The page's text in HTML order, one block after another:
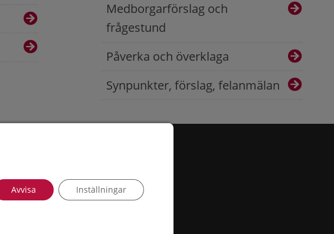
Avvisa Inställningar
Medborgarförslag och
frågestund
Påverka och överklaga
Synpunkter, förslag, felanmälan
kommun, Box 503, 385 25 Torsås
0696 | E-post: